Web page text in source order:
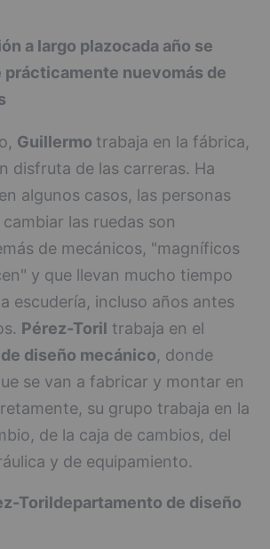
a largo plazocada año se
prácticamente nuevomás de
Guillermo trabaja en la fábrica,
disfruta de las carreras. Ha
algunos casos, las personas
las ruedas son
de mecánicos, "magníficos
y que llevan mucho tiempo
escudería, incluso años antes
Pérez-Toril trabaja en el
diseño mecánico, donde
se van a fabricar y montar en
su grupo trabaja en la
de la caja de cambios, del
y de equipamiento.
Torildepartamento de diseño